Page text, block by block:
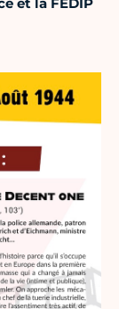
et la FEDIP